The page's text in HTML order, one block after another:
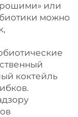
или
можно
коктейль